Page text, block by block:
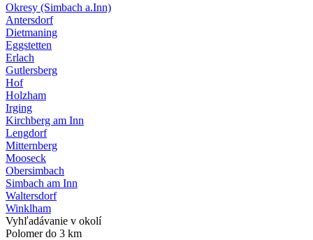
Okresy (Simbach a.Inn)
Antersdorf
Dietmaning
Eggstetten
Erlach
Gutlersberg
Hof
Holzham
Irging
Kirchberg am Inn
Lengdorf
Mitternberg
Mooseck
Obersimbach
Simbach am Inn
Waltersdorf
Winklham
Vyhľadávanie v okolí
Polomer do 3 km